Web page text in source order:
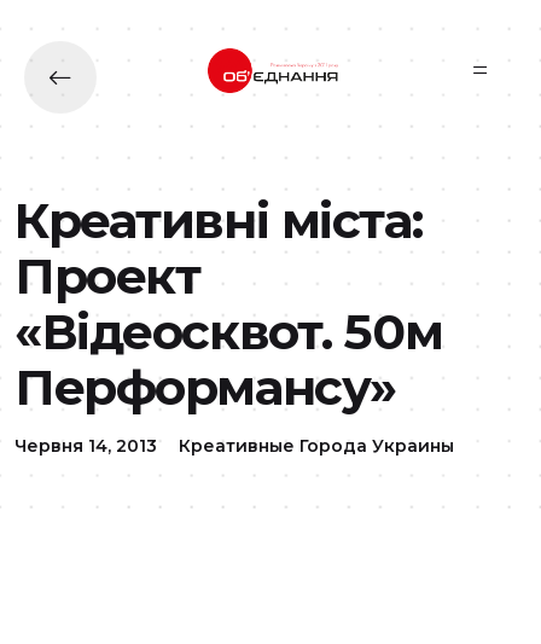
Перейти до основного вмісту
Креативні міста:
Проект
«Відеосквот. 50м
Перформансу»
Червня 14, 2013 Креативные Города Украины